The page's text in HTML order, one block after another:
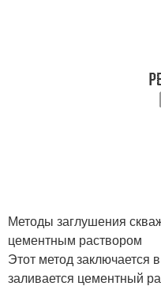
Методы заглушения
цементным раствором
Этот метод заключается
заливается цементный